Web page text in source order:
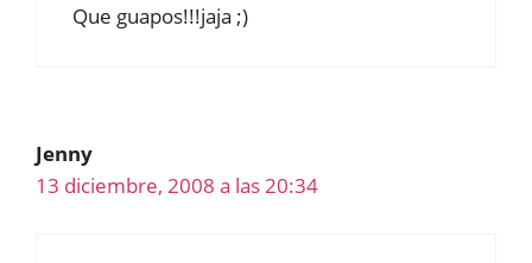
Que guapos!!!jaja ;)
Jenny
13 diciembre, 2008 a las 20:34